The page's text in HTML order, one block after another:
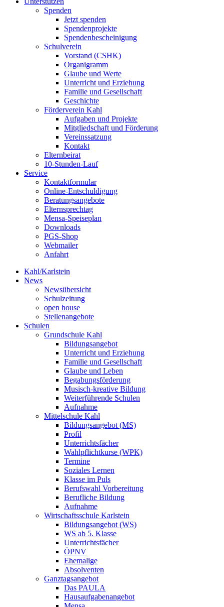
Spenden
Jetzt spenden
Spendenprojekte
Spendenbescheinigung
Schulverein
Vorstand (CSHK)
Organigramm
Glaube und Werte
Unterricht und Erziehung
Familie und Gesellschaft
Geschichte
Förderverein Kahl
Aufgaben und Projekte
Mitgliedschaft und Förderung
Vereinssatzung
Kontakt
Elternbeirat
10-Stunden-Lauf
Service
Kontaktformular
Online-Entschuldigung
Beratungsangebote
Elternsprechtag
Mensa-Speiseplan
Downloads
PGS-Shop
Webmailer
Anfahrt
Kahl/Karlstein
News
Newsübersicht
Schulzeitung
open house
Stellenangebote
Schulen
Grundschule Kahl
Bildungsangebot
Unterricht und Erziehung
Familie und Gesellschaft
Glaube und Leben
Begabungsförderung
Musisch-kreative Bildung
Weiterführende Schulen
Aufnahme
Mittelschule Kahl
Bildungsangebot (MS)
Profil
Unterrichtsfächer
Wahlpflichtkurse (WPK)
Termine
Soziales Lernen
Klasse im Puls
Berufswahl Vorbereitung
Berufliche Bildung
Aufnahme
Wirtschaftsschule Karlstein
Bildungsangebot (WS)
WS ab 5. Klasse
Unterrichtsfächer
ÖPNV
Ehemalige
Absolventen
Ganztagsangebot
Das PAULA
Hausaufgabenangebot